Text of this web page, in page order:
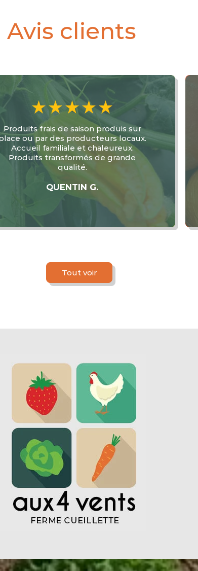
Avis clients
Super magasin de village. Les produits
sont de saisons, frais et de bonnes
qualités. On peut venir cueillir nous
même certains fruits et légumes en
self cueillette au plus grand bonheur
des enfants et des parents.
JULIETTE CZ
Tout voir